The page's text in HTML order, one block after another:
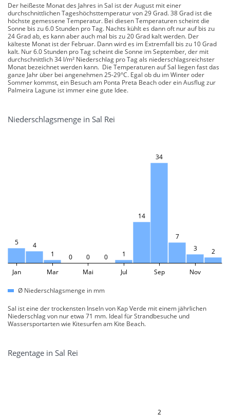
Der heißeste Monat des Jahres in Sal ist der August mit einer
durchschnittlichen Tageshöchsttemperatur von 29 Grad. 38 Grad ist die
höchste gemessene Temperatur. Bei diesen Temperaturen scheint die
Sonne bis zu 6.0 Stunden pro Tag. Nachts kühlt es dann oft nur auf bis zu
24 Grad ab, es kann aber auch mal bis zu 20 Grad kalt werden. Der
kälteste Monat ist der Februar. Dann wird es im Extremfall bis zu 10 Grad
kalt. Nur 6.0 Stunden pro Tag scheint die Sonne im September, der mit
durchschnittlich 34 l/m² Niederschlag pro Tag als niederschlagsreichster
Monat bezeichnet werden kann. Die Temperaturen auf Sal liegen fast das
ganze Jahr über bei angenehmen 25-29°C. Egal ob du im Winter oder
Sommer kommst, ein Besuch am Ponta Preta Beach oder ein Ausflug zur
Palmeira Lagune ist immer eine gute Idee.
Niederschlagsmenge in Sal Rei
5
4
1
0 0 0 1
14
34
7
3
2
Jan Mar Mai Jul Sep Nov
Ø Niederschlagsmenge in mm
Sal ist eine der trockensten Inseln von Kap Verde mit einem jährlichen
Niederschlag von nur etwa 71 mm. Ideal für Strandbesuche und
Wassersportarten wie Kitesurfen am Kite Beach.
Regentage in Sal Rei
2